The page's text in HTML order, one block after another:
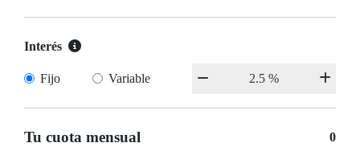
Interés
Fijo Variable
Tu cuota mensual 0